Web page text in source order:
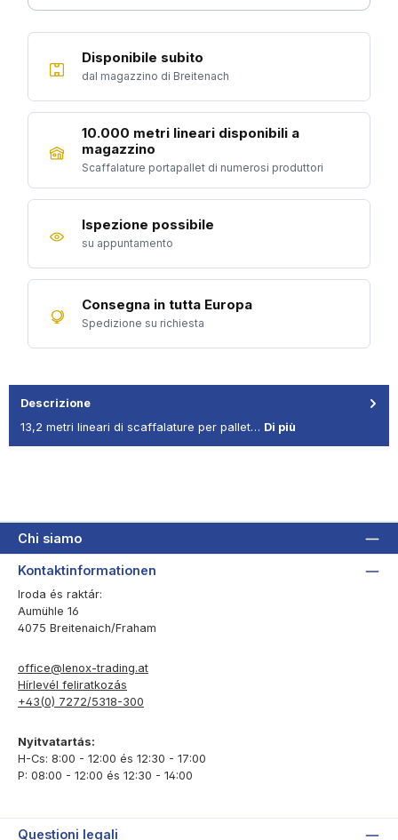
Disponibile subito
dal magazzino di Breitenach
10.000 metri lineari disponibili a
magazzino
Scaffalature portapallet di numerosi produttori
Ispezione possibile
su appuntamento
Consegna in tutta Europa
Spedizione su richiesta
Descrizione
13,2 metri lineari di scaffalature per pallet… Di più
Chi siamo
Kontaktinformationen
Iroda és raktár:
Aumühle 16
4075 Breitenaich/Fraham
office@lenox-trading.at
Hírlevél feliratkozás
+43(0) 7272/5318-300
Nyitvatartás:
H-Cs: 8:00 - 12:00 és 12:30 - 17:00
P: 08:00 - 12:00 és 12:30 - 14:00
Questioni legali